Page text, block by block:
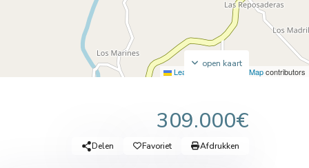
Leaflet OpenStreetMapcontributors
open kaart
309.000€
Delen Favoriet Afdrukken